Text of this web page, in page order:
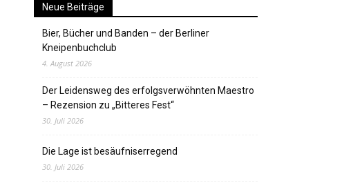
Neue Beiträge
Bier, Bücher und Banden – der Berliner
Kneipenbuchclub
4. August 2026
Der Leidensweg des erfolgsverwöhnten Maestro
– Rezension zu „Bitteres Fest“
30. Juli 2026
Die Lage ist besäufniserregend
30. Juli 2026